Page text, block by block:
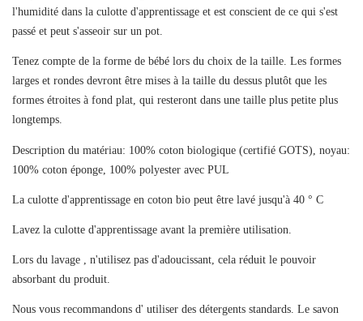
l'humidité dans la culotte d'apprentissage et est conscient de ce qui s'est
passé et peut s'asseoir sur un pot.
Tenez compte de la forme de bébé lors du choix de la taille. Les formes
larges et rondes devront être mises à la taille du dessus plutôt que les
formes étroites à fond plat, qui resteront dans une taille plus petite plus
longtemps.
Description du matériau: 100% coton biologique (certifié GOTS), noyau:
100% coton éponge, 100% polyester avec PUL
La culotte d'apprentissage en coton bio peut être lavé jusqu'à 40 ° C
Lavez la culotte d'apprentissage avant la première utilisation.
Lors du lavage , n'utilisez pas d'adoucissant, cela réduit le pouvoir
absorbant du produit.
Nous vous recommandons d' utiliser des détergents standards. Le savon
Créer une liste d'envies
Nom de la liste d'envies
Connexion
Vous devez être connecté pour ajouter des produits à votre liste
d'envies.